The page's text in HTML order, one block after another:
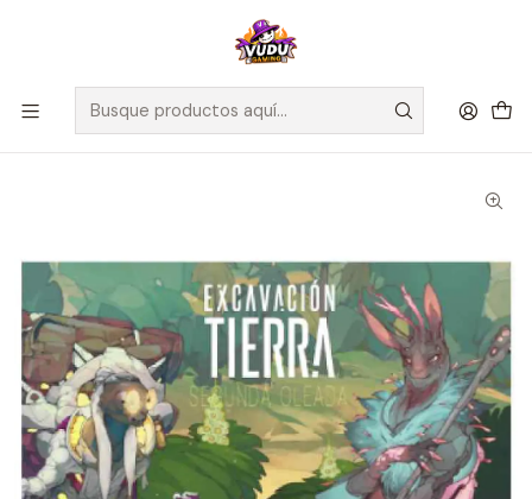
🚀 ¡Despachamos a todo Chile! Envío GRATIS a Regiones sobre
$100.000 y a RM sobre $35.000
Inicio Juegos de Mesa Expansiones
Excavación Tierra - Expansion Segunda Oleada - Español